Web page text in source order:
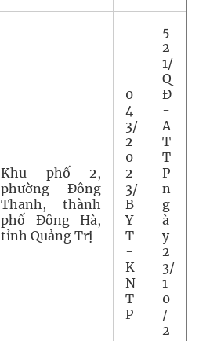
Khu phố 2,
phường Đông
Thanh, thành
phố Đông Hà,
tỉnh Quảng Trị
0
4
3/
2
0
2
3/
B
Y
T
-
K
N
T
P
5
2
1/
Q
Đ
-
A
T
T
P
n
g
à
y
2
3/
1
0
/
2